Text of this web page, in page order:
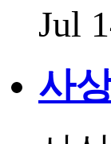
Jul
사